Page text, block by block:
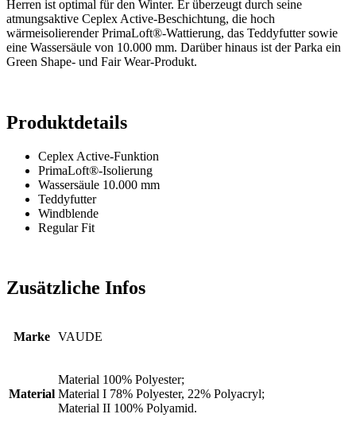
Herren ist optimal für den Winter. Er überzeugt durch seine
atmungsaktive Ceplex Active-Beschichtung, die hoch
wärmeisolierender PrimaLoft®-Wattierung, das Teddyfutter sowie
eine Wassersäule von 10.000 mm. Darüber hinaus ist der Parka ein
Green Shape- und Fair Wear-Produkt.
Produktdetails
Ceplex Active-Funktion
PrimaLoft®-Isolierung
Wassersäule 10.000 mm
Teddyfutter
Windblende
Regular Fit
Zusätzliche Infos
Marke VAUDE
Material
Material 100% Polyester;
Material I 78% Polyester, 22% Polyacryl;
Material II 100% Polyamid.